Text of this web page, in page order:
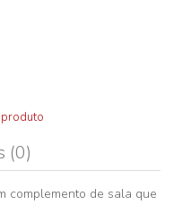
(0)
complemento de sala que